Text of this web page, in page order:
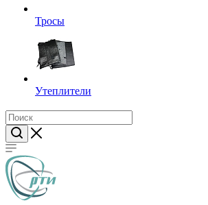
Тросы
Утеплители